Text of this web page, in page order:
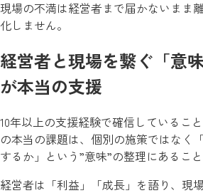
現場の不満は経営者まで届かないまま
化しません。
経営者と現場を繋ぐ「意
が本当の支援
10年以上の支援経験で確信しているこ
の本当の課題は、個別の施策ではなく
するか」という”意味”の整理にあるこ
経営者は「利益」「成長」を語り、現